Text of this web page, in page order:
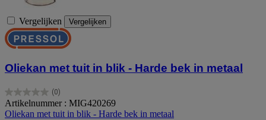
Vergelijken Vergelijken
Oliekan met tuit in blik - Harde bek in metaal
(0)
0.0
van
Artikelnummer : MIG420269
Oliekan met tuit in blik - Harde bek in metaal